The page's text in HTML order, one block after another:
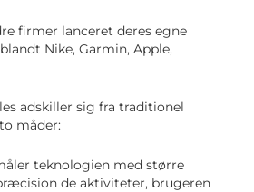
firmer lanceret deres egne
Nike, Garmin, Apple,
adskiller sig fra traditionel
måder:
teknologien med større
de aktiviteter, brugeren